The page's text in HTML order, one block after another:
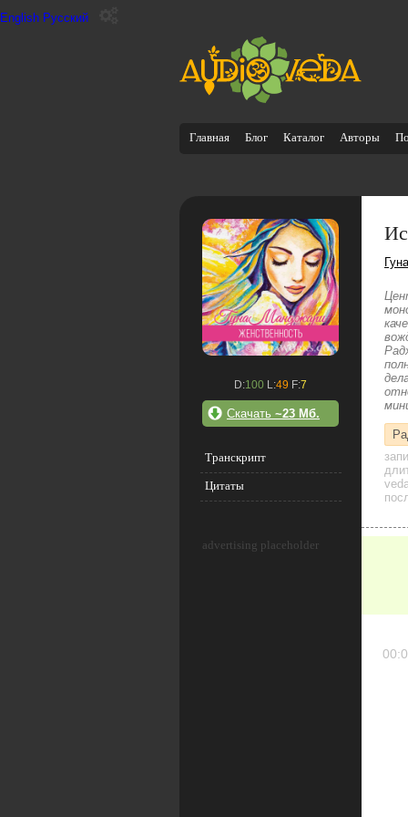
English Русский
Главная Блог Каталог Авторы
D:100 L:49 F:7
Скачать ~23 Мб.
Транскрипт
Цитаты
advertising placeholder